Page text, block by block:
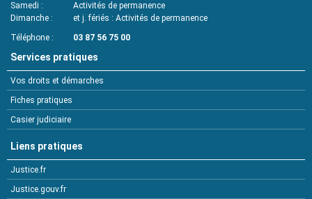
Samedi
Activités de permanence
Dimanche
et j. fériés : Activités de permanence
Téléphone
03 87 56 75 00
Services pratiques
Vos droits et démarches
Fiches pratiques
Casier judiciaire
Liens pratiques
Justice.fr
Justice.gouv.fr